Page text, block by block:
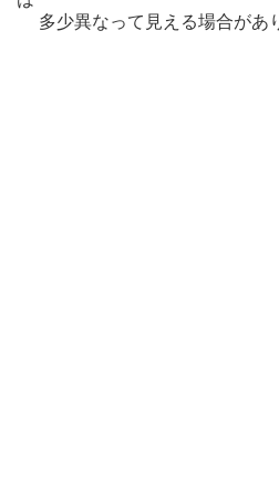
多少異なって見える場合があ